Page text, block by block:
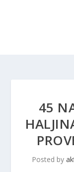
45
Posted by